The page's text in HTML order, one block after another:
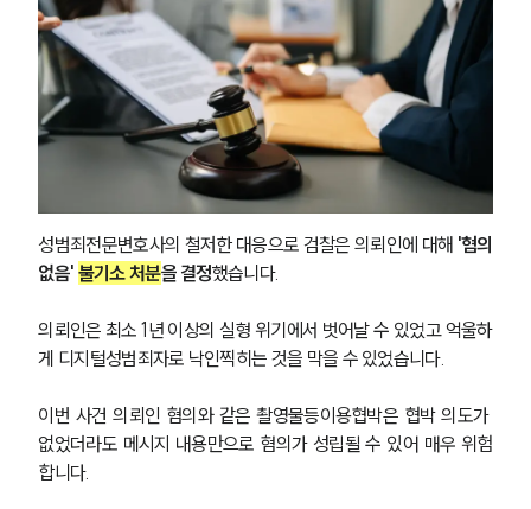
성범죄전문변호사의 철저한 대응으로 검찰은 의뢰인에 대해 '혐의
없음' 불기소 처분을 결정했습니다.
의뢰인은 최소 1년 이상의 실형 위기에서 벗어날 수 있었고 억울하
게 디지털성범죄자로 낙인찍히는 것을 막을 수 있었습니다.
이번 사건 의뢰인 혐의와 같은 촬영물등이용협박은 협박 의도가
없었더라도 메시지 내용만으로 혐의가 성립될 수 있어 매우 위험
합니다.